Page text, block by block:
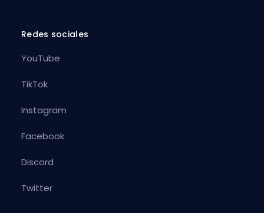
Redes sociales
YouTube
TikTok
Instagram
Facebook
Discord
Twitter